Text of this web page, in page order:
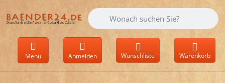
Geben Sie einen Suchbegriff ein.
Menü Anmelden Wunschliste Warenkorb